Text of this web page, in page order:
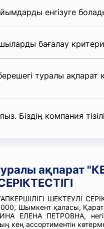
енгізуге
бағалау
туралы
Біздің компания
ақпарат
ШЕКТЕУЛІ
Шымкент қаласы,
ЕЛЕНА ПЕТРОВНА,
кең ассортиментін